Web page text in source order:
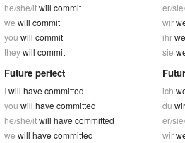
he/she/itwill commit
we will commit
you will commit
theywill commit
er/
wir
ihr
sie
Future perfect
Iwill have committed
you will have committed
he/she/itwill have committed
we will have committed
ich
du
er/
wir